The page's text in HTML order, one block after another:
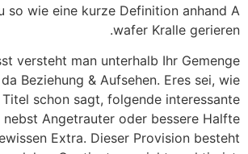
so wie eine kurze Definition anhand A
wafer Kralle gerieren.
versteht man unterhalb Ihr Gemenge
Beziehung & Aufsehen. Eres sei, wie
schon sagt, folgende interessante
nebst Angetrauter oder bessere Halfte
Extra. Dieser Provision besteht